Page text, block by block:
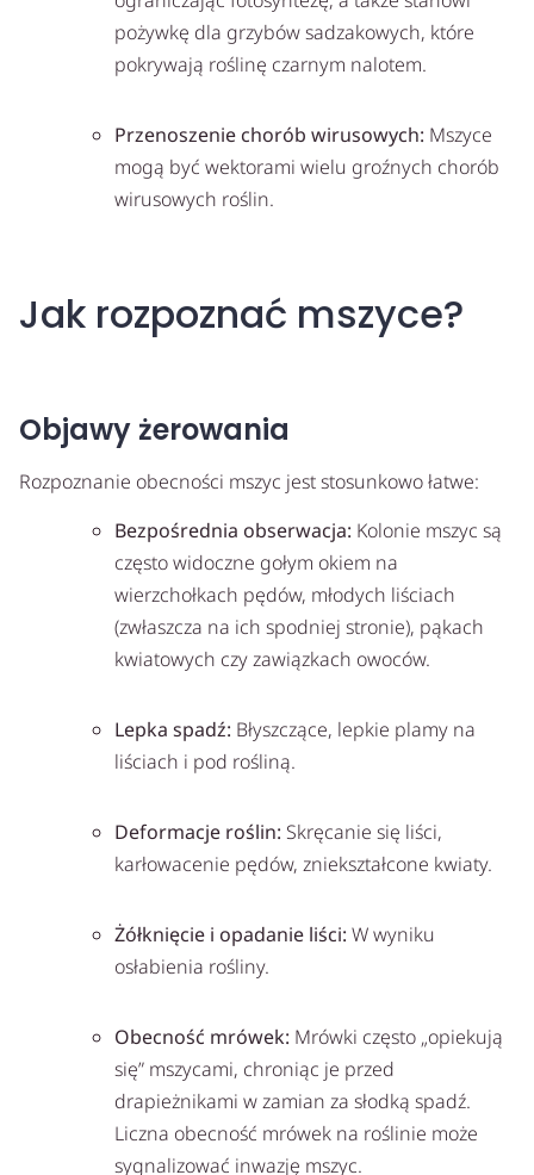
pożywkę dla grzybów sadzakowych, które
pokrywają roślinę czarnym nalotem.
Przenoszenie chorób wirusowych: Mszyce
mogą być wektorami wielu groźnych chorób
wirusowych roślin.
Jak rozpoznać mszyce?
Objawy żerowania
Rozpoznanie obecności mszyc jest stosunkowo łatwe:
Bezpośrednia obserwacja: Kolonie mszyc są
często widoczne gołym okiem na
wierzchołkach pędów, młodych liściach
(zwłaszcza na ich spodniej stronie), pąkach
kwiatowych czy zawiązkach owoców.
Lepka spadź: Błyszczące, lepkie plamy na
liściach i pod rośliną.
Deformacje roślin: Skręcanie się liści,
karłowacenie pędów, zniekształcone kwiaty.
Żółknięcie i opadanie liści: W wyniku
osłabienia rośliny.
Obecność mrówek: Mrówki często „opiekują
się” mszycami, chroniąc je przed
drapieżnikami w zamian za słodką spadź.
Liczna obecność mrówek na roślinie może
sygnalizować inwazję mszyc.